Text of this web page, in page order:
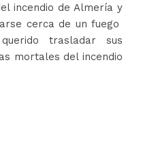
incendio de Almería y
cerca de un fuego
trasladar sus
mortales del incendio